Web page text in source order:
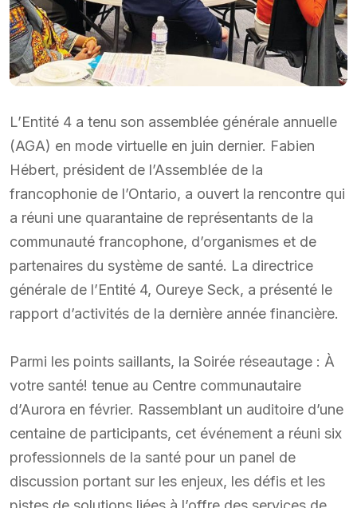
L’Entité 4 a tenu son assemblée générale annuelle
(AGA) en mode virtuelle en juin dernier. Fabien
Hébert, président de l’Assemblée de la
francophonie de l’Ontario, a ouvert la rencontre qui
a réuni une quarantaine de représentants de la
communauté francophone, d’organismes et de
partenaires du système de santé. La directrice
générale de l’Entité 4, Oureye Seck, a présenté le
rapport d’activités de la dernière année financière.
Parmi les points saillants, la Soirée réseautage : À
votre santé! tenue au Centre communautaire
d’Aurora en février. Rassemblant un auditoire d’une
centaine de participants, cet événement a réuni six
professionnels de la santé pour un panel de
discussion portant sur les enjeux, les défis et les